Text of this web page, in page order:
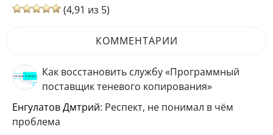
(4,91 из 5)
КОММЕНТАРИИ
Как восстановить службу «Программный
поставщик теневого копирования»
Енгулатов Дмтрий: Респект, не понимал в чём
проблема